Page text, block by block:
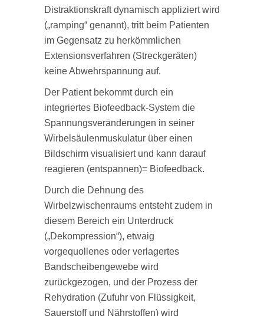
Distraktionskraft dynamisch appliziert wird
(„ramping“ genannt), tritt beim Patienten
im Gegensatz zu herkömmlichen
Extensionsverfahren (Streckgeräten)
keine Abwehrspannung auf.
Der Patient bekommt durch ein
integriertes Biofeedback‐System die
Spannungsveränderungen in seiner
Wirbelsäulenmuskulatur über einen
Bildschirm visualisiert und kann darauf
reagieren (entspannen)= Biofeedback.
Durch die Dehnung des
Wirbelzwischenraums entsteht zudem in
diesem Bereich ein Unterdruck
(„Dekompression“), etwaig
vorgequollenes oder verlagertes
Bandscheibengewebe wird
zurückgezogen, und der Prozess der
Rehydration (Zufuhr von Flüssigkeit,
Sauerstoff und Nährstoffen) wird